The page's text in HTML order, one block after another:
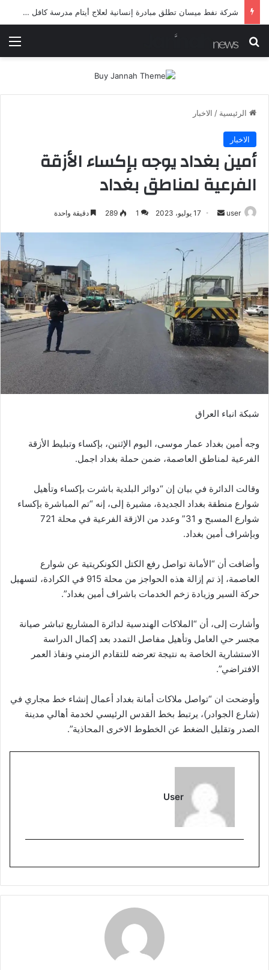
شرطة ميسان تلقي القبض على مطلقي العيارات النارية أثناء تشييع جنائزي في العمارة
بحث عن
الرئيسية / الاخبار
الاخبار
أمين بغداد يوجه بإكساء الأزقة
الفرعية لمناطق بغداد
user
أرسل 17 يوليو، 2023 1
289 دقيقة واحدة
شبكة انباء العراق
وجه أمين بغداد عمار موسى، اليوم الإثنين، بإكساء وتبليط الأزقة
الفرعية لمناطق العاصمة، ضمن حملة بغداد اجمل.
وقالت الدائرة في بيان إن “دوائر البلدية باشرت بإكساء وتأهيل
شوارع منطقة بغداد الجديدة، مشيرة إلى، إنه “تم المباشرة بإكساء
شوارع المسبح و 31” وعدد من الازقة الفرعية في محلة 721
وبإشراف أمين بغداد.
وأضافت أن “الأمانة تواصل رفع الكتل الكونكريتية عن شوارع
العاصمة، إذ تم إزالة هذه الحواجز من محلة 915 في الكرادة، لتسهيل
حركة السير وزيادة زخم الخدمات باشراف أمين بغداد”.
وأشارت إلى، أن “الملاكات الهندسية لدائرة المشاريع تباشر صيانة
مجسر حي العامل وتأهيل مفاصل التمدد بعد إكمال الدراسة
الاستشارية الخاصة به نتيجة تعرضه للتقادم الزمني ونفاذ العمر
الافتراضي”.
وأوضحت ان “تواصل ملاكات أمانة بغداد أعمال إنشاء خط مجاري في
(شارع الجوادر)، يرتبط بخط القدس الرئيسي لخدمة أهالي مدينة
الصدر وتقليل الضغط عن الخطوط الاخرى المحاذية”.
User